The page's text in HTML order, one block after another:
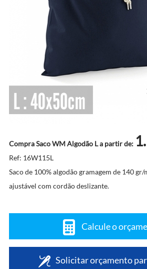
Compra Saco WM Algodão L a partir de:
Ref: 16W115L
Saco de 100% algodão gramagem de 140 gr/
ajustável com cordão deslizante.
Calcule o
Solicitar orçamento